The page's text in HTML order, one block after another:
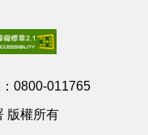
0800-011765
版權所有